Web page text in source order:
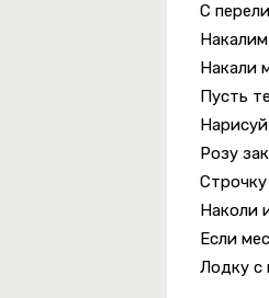
С
Накали
Пусть
Розу
Наколи
Если
Лодку с